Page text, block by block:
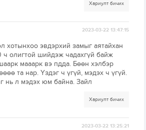
Хариулт бичих
2023-03-22 13:47:15
хотынхоо эвдэрхий замыг аятайхан
ч олигтой шийдэж чадахгүй байж
мааарк вэ пдда. Бөөн хэлбэр
та нар. Үздэг ч үгүй, мэдэх ч үгүй.
нь л мэдэх юм байна. Зайл
Хариулт бичих
2023-03-22 13:25:21